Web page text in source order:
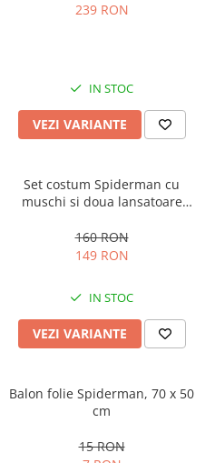
239 RON
IN STOC
VEZI VARIANTE
Set costum Spiderman cu
muschi si doua lansatoare
160 RON
149 RON
IN STOC
VEZI VARIANTE
Balon folie Spiderman, 70 x 50
cm
15 RON